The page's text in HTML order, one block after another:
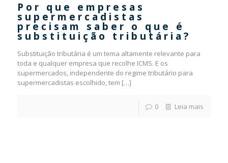
Por que empresas
supermercadistas
precisam saber o que é
substituição tributária?
Substituição tributária é um tema altamente relevante para
toda e qualquer empresa que recolhe ICMS. E os
supermercados, independente do regime tributário para
supermercadistas escolhido, tem […]
0 Leia mais